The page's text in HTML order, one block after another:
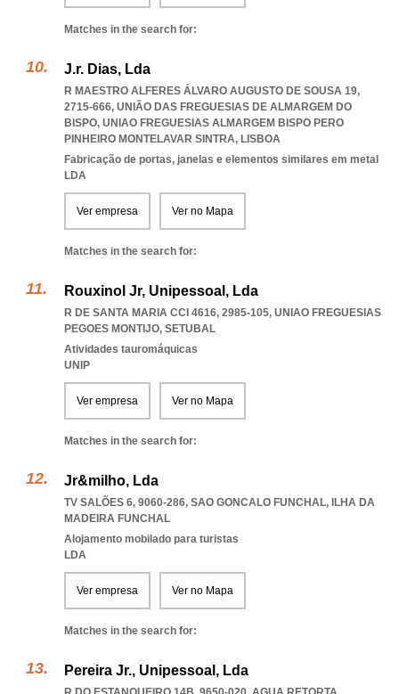
Matches in the search for:
J.r. Dias, Lda
R MAESTRO ALFERES ÁLVARO AUGUSTO DE SOUSA 19,
2715-666, UNIÃO DAS FREGUESIAS DE ALMARGEM DO
BISPO, UNIAO FREGUESIAS ALMARGEM BISPO PERO
PINHEIRO MONTELAVAR SINTRA, LISBOA
Fabricação de portas, janelas e elementos similares em metal
LDA
Ver empresa Ver no Mapa
Matches in the search for:
Rouxinol Jr, Unipessoal, Lda
R DE SANTA MARIA CCI 4616, 2985-105, UNIAO FREGUESIAS
PEGOES MONTIJO, SETUBAL
Atividades tauromáquicas
UNIP
Ver empresa Ver no Mapa
Matches in the search for:
Jr&milho, Lda
TV SALÕES 6, 9060-286, SAO GONCALO FUNCHAL, ILHA DA
MADEIRA FUNCHAL
Alojamento mobilado para turistas
LDA
Ver empresa Ver no Mapa
Matches in the search for:
Pereira Jr., Unipessoal, Lda